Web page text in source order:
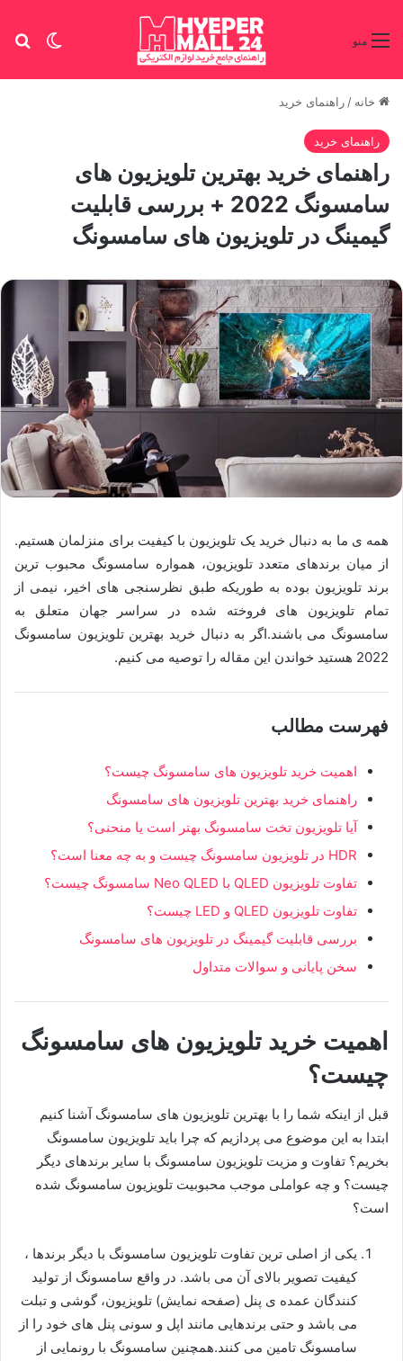
تغییر منو
خانه / راهنمای خرید
راهنمای خرید
راهنمای خرید بهترین تلویزیون های
سامسونگ 2022 + بررسی قابلیت
گیمینگ در تلویزیون های سامسونگ
همه ی ما به دنبال خرید یک تلویزیون با کیفیت برای منزلمان هستیم.
از میان برندهای متعدد تلویزیون، همواره سامسونگ محبوب ترین
برند تلویزیون بوده به طوریکه طبق نظرسنجی های اخیر، نیمی از
تمام تلویزیون های فروخته شده در سراسر جهان متعلق به
سامسونگ می باشند.اگر به دنبال خرید بهترین تلویزیون سامسونگ
2022 هستید خواندن این مقاله را توصیه می کنیم.
فهرست مطالب
اهمیت خرید تلویزیون های سامسونگ چیست؟
راهنمای خرید بهترین تلویزیون های سامسونگ
آیا تلویزیون تخت سامسونگ بهتر است یا منحنی؟
HDR در تلویزیون سامسونگ چیست و به چه معنا است؟
تفاوت تلویزیون QLED با Neo QLED سامسونگ چیست؟
تفاوت تلویزیون QLED و LED چیست؟
بررسی قابلیت گیمینگ در تلویزیون های سامسونگ
سخن پایانی و سوالات متداول
اهمیت خرید تلویزیون های سامسونگ
چیست؟
قبل از اینکه شما را با بهترین تلویزیون های سامسونگ آشنا کنیم
ابتدا به این موضوع می پردازیم که چرا باید تلویزیون سامسونگ
بخریم؟ تفاوت و مزیت تلویزیون سامسونگ با سایر برندهای دیگر
چیست؟ و چه عواملی موجب محبوبیت تلویزیون سامسونگ شده
است؟
یکی از اصلی ترین تفاوت تلویزیون سامسونگ با دیگر برندها ،
کیفیت تصویر بالای آن می باشد. در واقع سامسونگ از تولید
کنندگان عمده ی پنل (صفحه نمایش) تلویزیون، گوشی و تبلت
می باشد و حتی برندهایی مانند اپل و سونی پنل های خود را از
سامسونگ تامین می کنند.همچنین سامسونگ با رونمایی از